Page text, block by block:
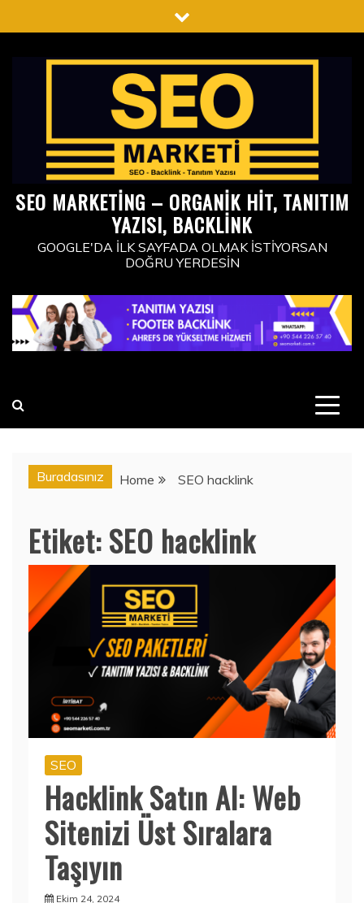
to
SEO MARKETING – ORGANIK HIT, TANITIM
YAZISI, BACKLINK
GOOGLE'DA İLK SAYFADA OLMAK İSTIYORSAN
DOĞRU YERDESIN
Buradasınız Home SEO hacklink
Etiket:SEO hacklink
SEO
Hacklink Satın Al: Web
Sitenizi Üst Sıralara
Taşıyın
Ekim 24, 2024